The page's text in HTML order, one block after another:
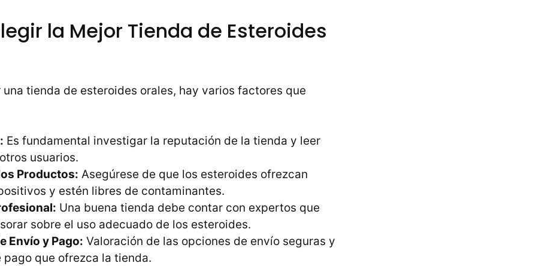
la Mejor Tienda de Esteroides
tienda de esteroides orales, hay varios factores que
Es fundamental investigar la reputación de la tienda y leer
usuarios.
Productos: Asegúrese de que los esteroides ofrezcan
y estén libres de contaminantes.
Una buena tienda debe contar con expertos que
sobre el uso adecuado de los esteroides.
Envío y Pago: Valoración de las opciones de envío seguras y
pago que ofrezca la tienda.